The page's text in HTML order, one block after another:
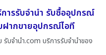
ารรับจำนำ รับซื้ออุปกรณ์
ฝากขายอุปกรณ์ไอที
บจํานํา.com บริการรับจำนำของ